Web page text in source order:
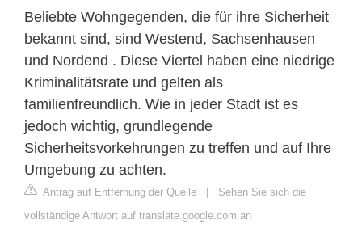
Beliebte Wohngegenden, die für ihre Sicherheit
bekannt sind, sind Westend, Sachsenhausen
und Nordend . Diese Viertel haben eine niedrige
Kriminalitätsrate und gelten als
familienfreundlich. Wie in jeder Stadt ist es
jedoch wichtig, grundlegende
Sicherheitsvorkehrungen zu treffen und auf Ihre
Umgebung zu achten.
Antrag auf Entfernung der Quelle | Sehen Sie sich die
vollständige Antwort auf translate.google.com an